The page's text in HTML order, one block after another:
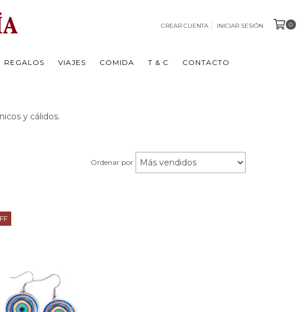
CREAR CUENTA INICIAR SESIÓN 0
REGALOS VIAJES COMIDA T & C CONTACTO
y cálidos.
Ordenar por